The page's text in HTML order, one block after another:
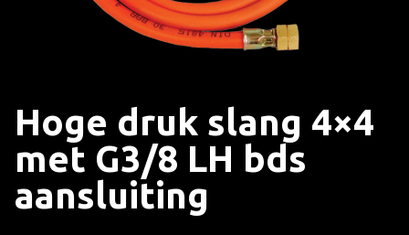
Hoge druk slang 4×4
met G3/8 LH bds
aansluiting